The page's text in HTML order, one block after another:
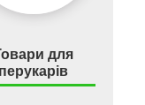
для
перукарів